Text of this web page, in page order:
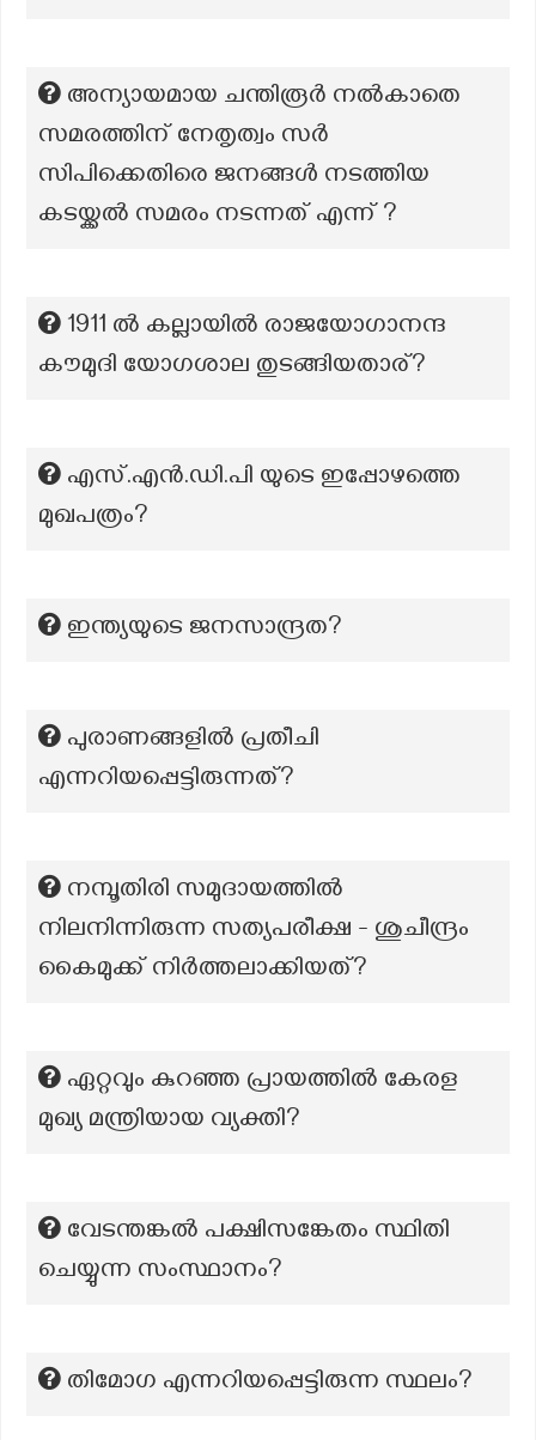
അന്യായമായ ചന്തിരൂർ നൽകാതെ
സമരത്തിന് നേതൃത്വം സർ
സിപിക്കെതിരെ ജനങ്ങൾ നടത്തിയ
കടയ്ക്കൽ സമരം നടന്നത് എന്ന് ?
1911 ൽ കല്ലായിൽ രാജയോഗാനന്ദ
കൗമുദി യോഗശാല തുടങ്ങിയതാര്?
എസ്.എന്‍.ഡി.പി യുടെ ഇപ്പോഴത്തെ
മുഖപത്രം?
ഇന്ത്യയുടെ ജനസാന്ദ്രത?
പുരാണങ്ങളില്‍ പ്രതീചി
എന്നറിയപ്പെട്ടിരുന്നത്?
നമ്പൂതിരി സമുദായത്തിൽ
നിലനിന്നിരുന്ന സത്യപരീക്ഷ - ശുചീന്ദ്രം
കൈമുക്ക് നിർത്തലാക്കിയത്?
ഏറ്റവും കുറഞ്ഞ പ്രായത്തില്‍ കേരള
മുഖ്യ മന്ത്രിയായ വ്യക്തി?
വേടന്തങ്കല്‍ പക്ഷിസങ്കേതം സ്ഥിതി
ചെയ്യുന്ന സംസ്ഥാനം?
തിമോഗ എന്നറിയപ്പെട്ടിരുന്ന സ്ഥലം?